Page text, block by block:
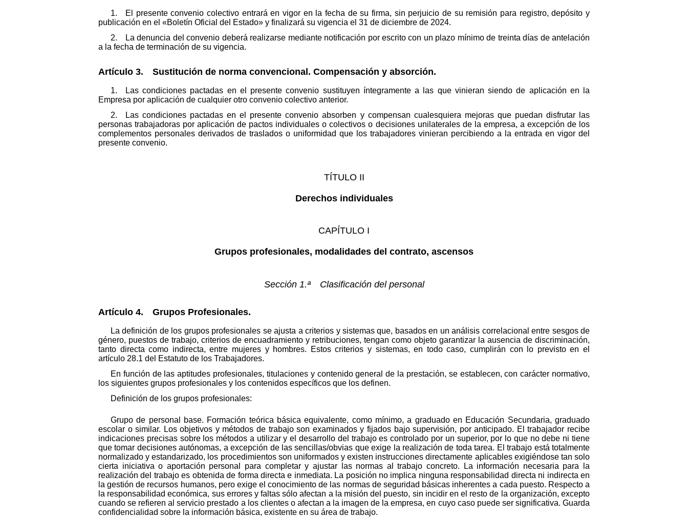
1. El presente convenio colectivo entrará en vigor en la fecha de su firma, sin perjuicio de su remisión para registro, depósito y
publicación en el «Boletín Oficial del Estado» y finalizará su vigencia el 31 de diciembre de 2024.
2. La denuncia del convenio deberá realizarse mediante notificación por escrito con un plazo mínimo de treinta días de antelación
a la fecha de terminación de su vigencia.
Artículo 3. Sustitución de norma convencional. Compensación y absorción.
1. Las condiciones pactadas en el presente convenio sustituyen íntegramente a las que vinieran siendo de aplicación en la
Empresa por aplicación de cualquier otro convenio colectivo anterior.
2. Las condiciones pactadas en el presente convenio absorben y compensan cualesquiera mejoras que puedan disfrutar las
personas trabajadoras por aplicación de pactos individuales o colectivos o decisiones unilaterales de la empresa, a excepción de los
complementos personales derivados de traslados o uniformidad que los trabajadores vinieran percibiendo a la entrada en vigor del
presente convenio.
TÍTULO II
Derechos individuales
CAPÍTULO I
Grupos profesionales, modalidades del contrato, ascensos
Sección 1.ª Clasificación del personal
Artículo 4. Grupos Profesionales.
La definición de los grupos profesionales se ajusta a criterios y sistemas que, basados en un análisis correlacional entre sesgos de
género, puestos de trabajo, criterios de encuadramiento y retribuciones, tengan como objeto garantizar la ausencia de discriminación,
tanto directa como indirecta, entre mujeres y hombres. Estos criterios y sistemas, en todo caso, cumplirán con lo previsto en el
artículo 28.1 del Estatuto de los Trabajadores.
En función de las aptitudes profesionales, titulaciones y contenido general de la prestación, se establecen, con carácter normativo,
los siguientes grupos profesionales y los contenidos específicos que los definen.
Definición de los grupos profesionales:
Grupo de personal base. Formación teórica básica equivalente, como mínimo, a graduado en Educación Secundaria, graduado
escolar o similar. Los objetivos y métodos de trabajo son examinados y fijados bajo supervisión, por anticipado. El trabajador recibe
indicaciones precisas sobre los métodos a utilizar y el desarrollo del trabajo es controlado por un superior, por lo que no debe ni tiene
que tomar decisiones autónomas, a excepción de las sencillas/obvias que exige la realización de toda tarea. El trabajo está totalmente
normalizado y estandarizado, los procedimientos son uniformados y existen instrucciones directamente aplicables exigiéndose tan solo
cierta iniciativa o aportación personal para completar y ajustar las normas al trabajo concreto. La información necesaria para la
realización del trabajo es obtenida de forma directa e inmediata. La posición no implica ninguna responsabilidad directa ni indirecta en
la gestión de recursos humanos, pero exige el conocimiento de las normas de seguridad básicas inherentes a cada puesto. Respecto a
la responsabilidad económica, sus errores y faltas sólo afectan a la misión del puesto, sin incidir en el resto de la organización, excepto
cuando se refieren al servicio prestado a los clientes o afectan a la imagen de la empresa, en cuyo caso puede ser significativa. Guarda
confidencialidad sobre la información básica, existente en su área de trabajo.